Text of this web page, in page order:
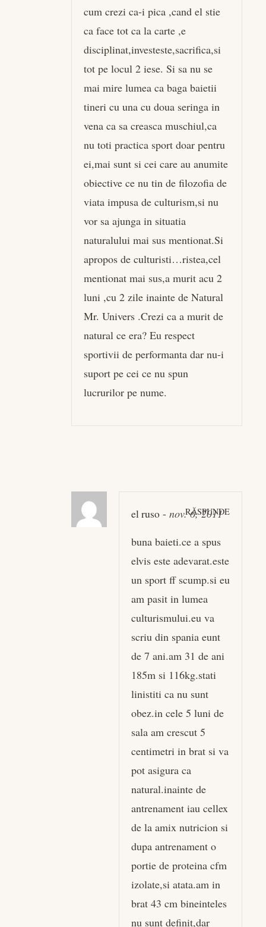
cum crezi ca-i pica ,cand el stie
ca face tot ca la carte ,e
disciplinat,investeste,sacrifica,si
tot pe locul 2 iese. Si sa nu se
mai mire lumea ca baga baietii
tineri cu una cu doua seringa in
vena ca sa creasca muschiul,ca
nu toti practica sport doar pentru
ei,mai sunt si cei care au anumite
obiective ce nu tin de filozofia de
viata impusa de culturism,si nu
vor sa ajunga in situatia
naturalului mai sus mentionat.Si
apropos de culturisti…ristea,cel
mentionat mai sus,a murit acu 2
luni ,cu 2 zile inainte de Natural
Mr. Univers .Crezi ca a murit de
natural ce era? Eu respect
sportivii de performanta dar nu-i
suport pe cei ce nu spun
lucrurilor pe nume.
el ruso - nov. 6, 2011
RĂSPUNDE
buna baieti.ce a spus
elvis este adevarat.este
un sport ff scump.si eu
am pasit in lumea
culturismului.eu va
scriu din spania eunt
de 7 ani.am 31 de ani
185m si 116kg.stati
linistiti ca nu sunt
obez.in cele 5 luni de
sala am crescut 5
centimetri in brat si va
pot asigura ca
natural.inainte de
antrenament iau cellex
de la amix nutricion si
dupa antrenament o
portie de proteina cfm
izolate,si atata.am in
brat 43 cm bineinteles
nu sunt definit,dar